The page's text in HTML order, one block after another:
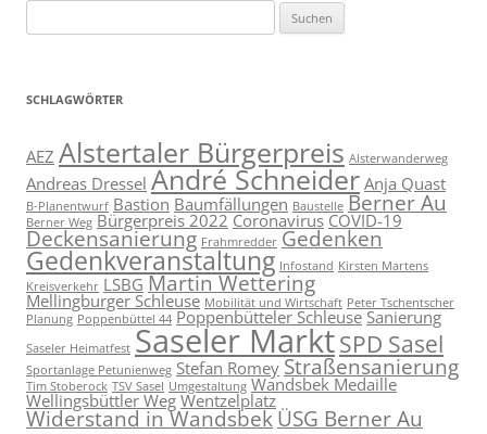
nach:
SCHLAGWÖRTER
AEZ Alstertaler Bürgerpreis Alsterwanderweg
Andreas Dressel André SchneiderAnja Quast
B-Planentwurf Bastion Baumfällungen Baustelle Berner Au
Berner Weg Bürgerpreis 2022CoronavirusCOVID-19
Deckensanierung Frahmredder Gedenken
Gedenkveranstaltung Infostand Kirsten Martens
Kreisverkehr LSBG Martin Wettering
Mellingburger Schleuse Mobilität und Wirtschaft Peter Tschentscher
Planung Poppenbüttel 44 Poppenbütteler SchleuseSanierung
Saseler Heimatfest Saseler MarktSPD Sasel
Sportanlage Petunienweg Stefan Romey Straßensanierung
Tim Stoberock TSV Sasel Umgestaltung Wandsbek Medaille
Wellingsbüttler WegWentzelplatz
Widerstand in Wandsbek ÜSG Berner Au